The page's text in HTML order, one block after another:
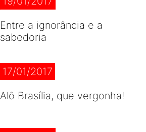
Entre a ignorância e a
sabedoria
17/01/2017
Alô Brasília, que vergonha!